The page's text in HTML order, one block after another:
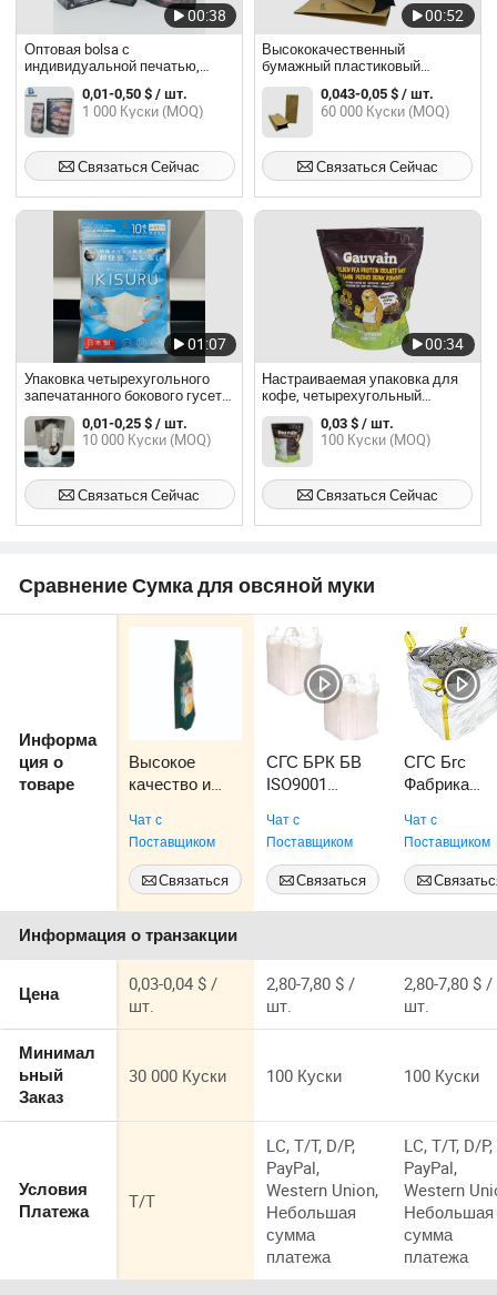
00:38
Оптовая bolsa с
индивидуальной печатью,
высокоплотные пустые пакеты
из алюминиевой фольги для
упаковки кофейных зерен, с
застежкой-молнией, стоячий
пакет с боковыми складками
0,01-0,50 $ / шт.
1 000 Куски (MOQ)
Связаться Сейчас
00:52
Высококачественный
бумажный пластиковый
ламинированный пакет с
гусетом для общего
использования
0,043-0,05 $ / шт.
60 000 Куски (MOQ)
Связаться Сейчас
01:07
Упаковка четырехугольного
запечатанного бокового гусета,
стоячий алюминиевый пакет
для кофе с плоским дном
0,01-0,25 $ / шт.
10 000 Куски (MOQ)
Связаться Сейчас
00:34
Настраиваемая упаковка для
кофе, четырехугольный
герметичный пакет с боковыми
складками, стоячий
алюминиевый пакет с плоским
дном и клапаном
0,03 $ / шт.
100 Куски (MOQ)
Связаться Сейчас
Сравнение Сумка для овсяной муки
Информа
ция о
товаре
Высокое
качество и
освещение
Барьерная
пища
градуирована
пластиковая
овсяная пища
Мешок с
науголком из
порошковой
муки
Чат с
Поставщиком
Связаться
Сейчас
СГС БРК БВ
ISO9001
ь Большой
Мешок
Джамбо
Мешок
Чат с
Поставщиком
Связаться
Сейчас
СГС Бrc
Фабрика
Супер
Подвеска
Тонкая
Джамбо
Оптовая
Сумка УФ
Покрытая
FIBC Сумка
Тотальная
Мешок Q
Химикатов
Песка Дров
Кукурузы
Гравия
Чат с
Поставщиком
Сейчас
Информация о транзакции
Цена
0,03-0,04 $ /
шт.
2,80-7,80 $ /
шт.
2,80-7,80 $ /
шт.
Минимал
ьный
Заказ
30 000 Куски 100 Куски 100 Куски
Условия
Платежа
T/T
LC, T/T, D/P,
PayPal,
Western Union,
Небольшая
сумма
платежа
LC, T/T, D/P,
PayPal,
Western
Небольшая
сумма
платежа